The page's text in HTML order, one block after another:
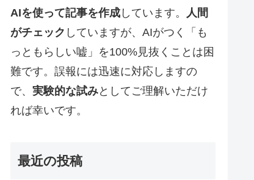
AIを使って記事を作成 しています。
人間
がチェック していますが、AIがつく「も
っともらしい嘘」を100%見抜くことは困
難です。誤報には迅速に対応しますの
で、 実験的な試みとしてご理解いただけ
れば幸いです。
最近の投稿